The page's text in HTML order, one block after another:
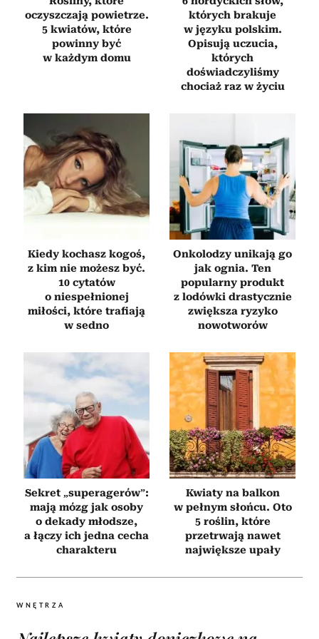
oczyszczają powietrze.
5 kwiatów, które
powinny być
w każdym domu
których brakuje
w języku polskim.
Opisują uczucia,
których
doświadczyliśmy
chociaż raz w życiu
Kiedy kochasz kogoś,
z kim nie możesz być.
10 cytatów
o niespełnionej
miłości, które trafiają
w sedno
Onkolodzy unikają go
jak ognia. Ten
popularny produkt
z lodówki drastycznie
zwiększa ryzyko
nowotworów
Sekret „superagerów”:
mają mózg jak osoby
o dekady młodsze,
a łączy ich jedna cecha
charakteru
Kwiaty na balkon
w pełnym słońcu. Oto
5 roślin, które
przetrwają nawet
największe upały
WNĘTRZA